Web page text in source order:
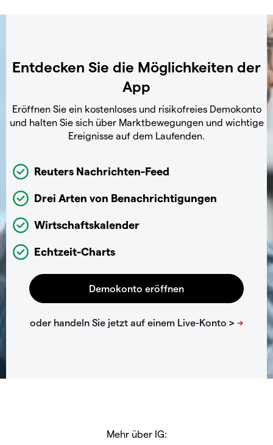
Entdecken Sie die Möglichkeiten der
App
Eröffnen Sie ein kostenloses und risikofreies Demokonto
und halten Sie sich über Marktbewegungen und wichtige
Ereignisse auf dem Laufenden.
Reuters Nachrichten-Feed
Drei Arten von Benachrichtigungen
Wirtschaftskalender
Echtzeit-Charts
Mehr über IG: